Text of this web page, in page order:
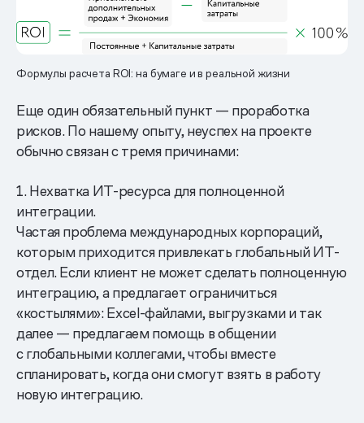
Формулы расчета ROI: на бумаге и в реальной жизни
Еще один обязательный пункт — проработка
рисков. По нашему опыту, неуспех на проекте
обычно связан с тремя причинами:
1. Нехватка ИТ-ресурса для полноценной
интеграции.
Частая проблема международных корпораций,
которым приходится привлекать глобальный ИТ-
отдел. Если клиент не может сделать полноценную
интеграцию, а предлагает ограничиться
«костылями»: Excel-файлами, выгрузками и так
далее — предлагаем помощь в общении
с глобальными коллегами, чтобы вместе
спланировать, когда они смогут взять в работу
новую интеграцию.